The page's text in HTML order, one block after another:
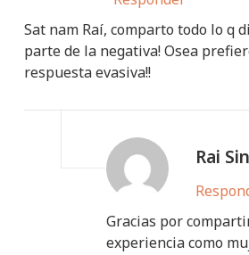
Sat nam Raí, comparto todo lo q
parte de la negativa! Osea
respuesta evasiva!!
Rai
Gracias por
experiencia como